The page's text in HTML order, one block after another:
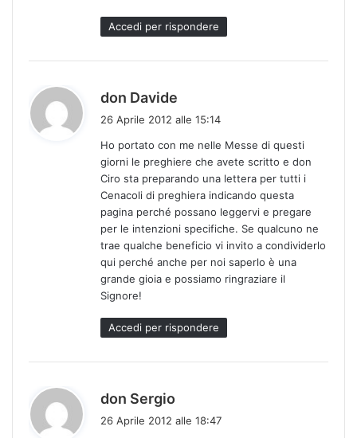
Accedi per rispondere
don Davide
e
t
t
o
:
26 Aprile 2012 alle 15:14
Ho portato con me nelle Messe di questi
giorni le preghiere che avete scritto e don
Ciro sta preparando una lettera per tutti i
Cenacoli di preghiera indicando questa
pagina perché possano leggervi e pregare
per le intenzioni specifiche. Se qualcuno ne
trae qualche beneficio vi invito a condividerlo
qui perché anche per noi saperlo è una
grande gioia e possiamo ringraziare il
Signore!
Accedi per rispondere
don Sergio
26 Aprile 2012 alle 18:47